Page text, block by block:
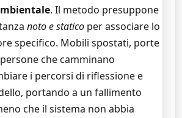
. Il metodo presuppone
noto e statico per associare lo
specifico. Mobili spostati, porte
che camminano
i percorsi di riflessione e
portando a un fallimento
che il sistema non abbia